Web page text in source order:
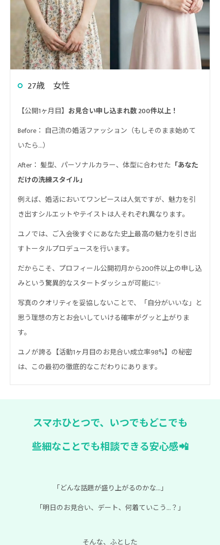
27歳 女性
【公開1ヶ月目】 お見合い申し込まれ数 200件以上！
Before： 自己流の婚活ファッション（もしそのまま始めて
いたら…）
After： 髪型、パーソナルカラー、体型に合わせた 「あなた
だけの洗練スタイル」
例えば、婚活においてワンピースは人気ですが、魅力を引
き出すシルエットやテイストは人それぞれ異なります。
ユノでは、ご入会後すぐにあなた史上最高の魅力を引き出
すトータルプロデュースを行います。
だからこそ、プロフィール公開初月から200件以上の申し込
みという驚異的なスタートダッシュが可能に✨
写真のクオリティを妥協しないことで、「自分がいいな」と
思う理想の方とお会いしていける確率がグッと上がりま
す。
ユノが誇る【活動1ヶ月目のお見合い成立率98%】の秘密
は、この最初の徹底的なこだわりにあります。
スマホひとつで、 いつでもどこでも
些細なことでも相談できる安心感📲
「どんな話題が盛り上がるのかな...」
「明日のお見合い、デート、何着ていこう...？」
そんな、ふとした